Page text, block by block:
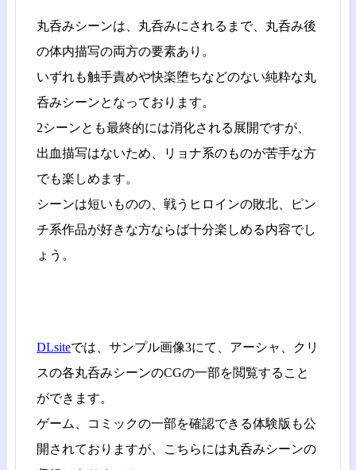
丸呑みシーンは、丸呑みにされるまで、丸呑み後
の体内描写の両方の要素あり。
いずれも触手責めや快楽堕ちなどのない純粋な丸
呑みシーンとなっております。
2シーンとも最終的には消化される展開ですが、
出血描写はないため、リョナ系のものが苦手な方
でも楽しめます。
シーンは短いものの、戦うヒロインの敗北、ピン
チ系作品が好きな方ならば十分楽しめる内容でし
ょう。
DLsiteでは、サンプル画像3にて、アーシャ、クリ
スの各丸呑みシーンのCGの一部を閲覧すること
ができます。
ゲーム、コミックの一部を確認できる体験版も公
開されておりますが、こちらには丸呑みシーンの